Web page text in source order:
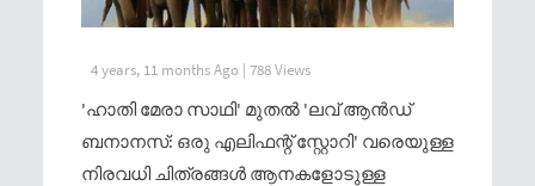
4 years, 11 months Ago | 788 Views
'ഹാതി മേരാ സാഥി' മുതല്‍ 'ലവ് ആന്‍ഡ്
ബനാനസ്: ഒരു എലിഫന്റ് സ്റ്റോറി' വരെയുള്ള
നിരവധി ചിത്രങ്ങള്‍ ആനകളോടുള്ള